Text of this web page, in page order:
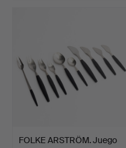
FOLKE ARSTRÖM. Juego